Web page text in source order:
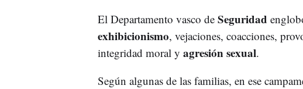
El Departamento vasco de Seguridad
exhibicionismo, vejaciones, coacciones,
integridad moral y agresión sexual.
Según algunas de las familias, en ese